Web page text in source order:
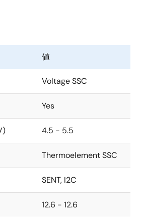
値
Voltage SSC
Yes
4.5 - 5.5
Thermoelement SSC
SENT, I2C
12.6 - 12.6